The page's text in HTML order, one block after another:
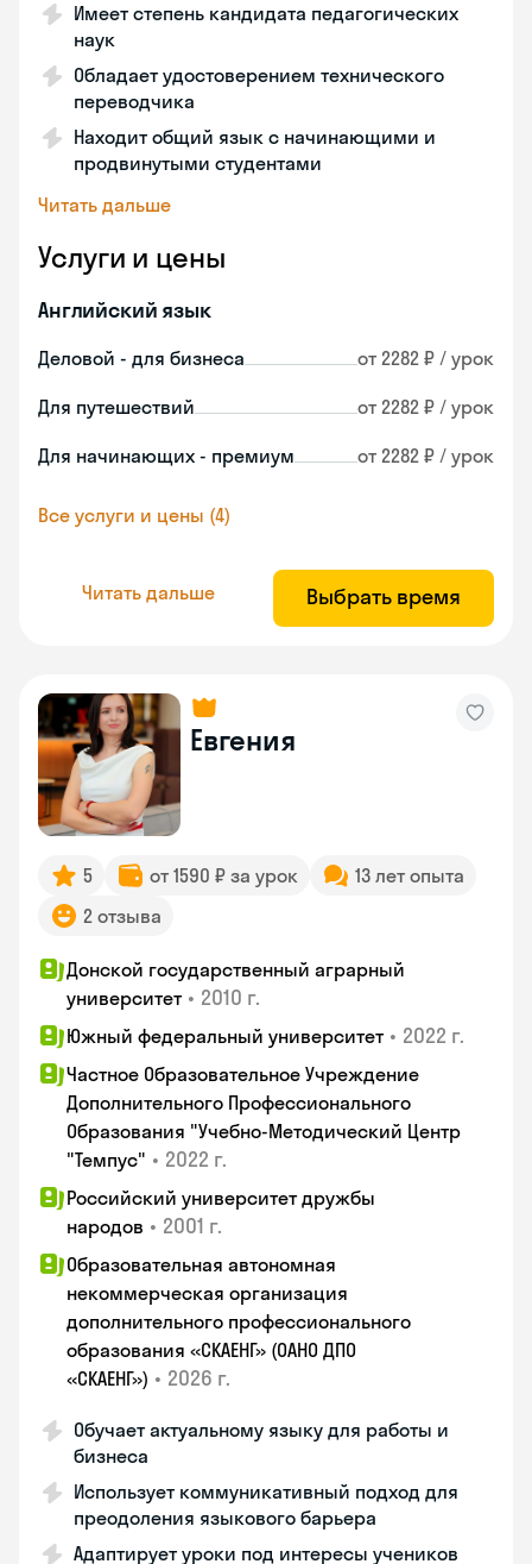
Имеет степень кандидата педагогических
наук
Обладает удостоверением технического
переводчика
Находит общий язык с начинающими и
продвинутыми студентами
Читать дальше
Услуги и цены
Английский язык
Деловой - для бизнеса от 2282 ₽ / урок
Для путешествий от 2282 ₽ / урок
Для начинающих - премиум от 2282 ₽ / урок
Все услуги и цены (4)
Читать дальше Выбрать время
Евгения
5 от 1590 ₽ за урок
13 лет опыта
2 отзыва
Донской государственный аграрный
университет • 2010 г.
Южный федеральный университет • 2022 г.
Частное Образовательное Учреждение
Дополнительного Профессионального
Образования "Учебно-Методический Центр
"Темпус" • 2022 г.
Российский университет дружбы
народов • 2001 г.
Образовательная автономная
некоммерческая организация
дополнительного профессионального
образования «СКАЕНГ» (ОАНО ДПО
«СКАЕНГ») • 2026 г.
Обучает актуальному языку для работы и
бизнеса
Использует коммуникативный подход для
преодоления языкового барьера
Адаптирует уроки под интересы учеников